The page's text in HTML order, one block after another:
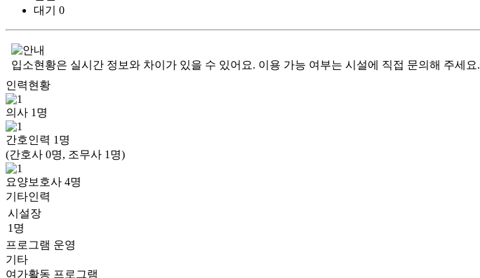
대기
0
입소현황은 실시간 정보와 차이가 있을 수 있어요. 이용 가능 여부는 시설에 직접 문의해 주세요.
인력현황
의사 1 명
간호인력 1 명
(간호사 0명, 조무사 1명)
요양보호사 4명
기타인력
시설장
1명
프로그램 운영
기타
여가활동 프로그램